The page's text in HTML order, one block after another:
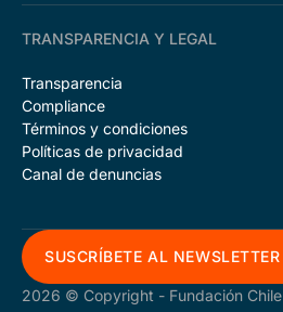
TRANSPARENCIA Y LEGAL
Transparencia
Compliance
Términos y condiciones
Políticas de privacidad
Canal de denuncias
SUSCRÍBETE AL NEWSLETTER
2026 © Copyright - Fundación Chile